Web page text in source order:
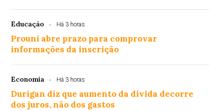
Educação Há 3 horas
Prouni abre prazo para comprovar
informações da inscrição
Economia Há 3 horas
Durigan diz que aumento da dívida decorre
dos juros, não dos gastos